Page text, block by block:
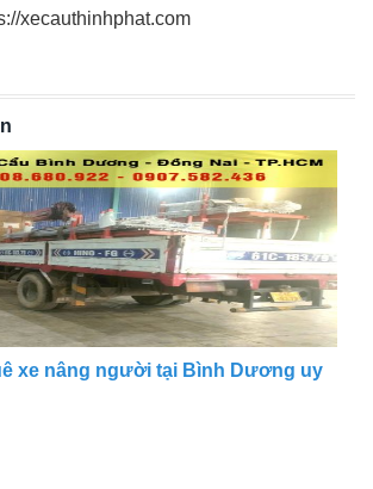
xecauthinhphat.com
xe nâng người tại Bình Dương uy